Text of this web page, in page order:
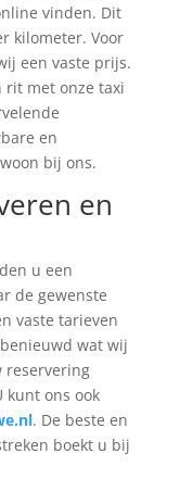
vinden. Dit
kilometer. Voor
een vaste prijs.
rit met onze taxi
en
bij ons.
en
u een
de gewenste
vaste tarieven
wat wij
reservering
kunt ons ook
. De beste en
boekt u bij